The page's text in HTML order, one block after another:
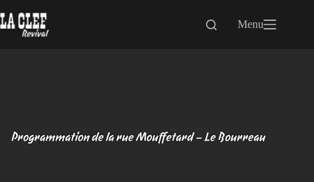
au
contenu
Menu
Programmation de la rue Mouffetard – Le Bourreau